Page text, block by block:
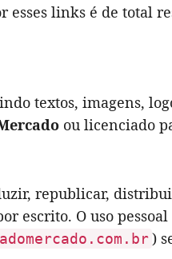
esses links é de total
textos, imagens,
ou licenciado
republicar,
escrito. O uso
)